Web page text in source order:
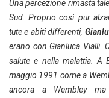
Una percezione rimasta
Sud. Proprio così: pur
tute e abiti differenti,
erano con Gianluca Vialli.
salute e nella malattia. A
maggio 1991 come a
ancora a Wembley